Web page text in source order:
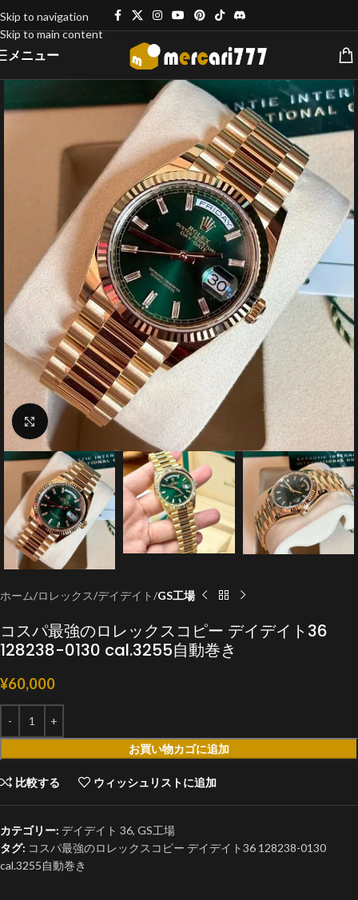
Skip to navigation
Skip to main content
メニュー
クリックで拡大
ホーム ロレックス デイデイト GS工場
コスパ最強のロレックスコピー デイデイト36
128238-0130 cal.3255自動巻き
¥60,000
お買い物カゴに追加
比較する ウィッシュリストに追加
カテゴリー: デイデイト 36, GS工場
タグ: コスパ最強のロレックスコピー デイデイト36 128238-0130
cal.3255自動巻き